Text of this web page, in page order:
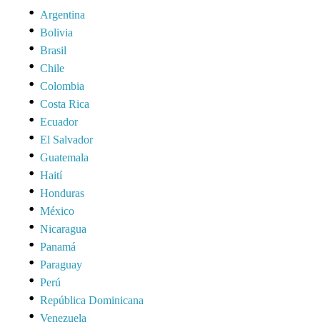
Argentina
Bolivia
Brasil
Chile
Colombia
Costa Rica
Ecuador
El Salvador
Guatemala
Haití
Honduras
México
Nicaragua
Panamá
Paraguay
Perú
República Dominicana
Venezuela